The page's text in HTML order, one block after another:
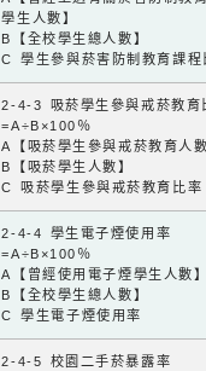
學生人數】
B【全校學生總人數】
C 學生參與菸害防制教育課程
2-4-3 吸菸學生參與戒菸教育
=A÷B×100％
A【吸菸學生參與戒菸教育人
B【吸菸學生人數】
C 吸菸學生參與戒菸教育比率
2-4-4 學生電子煙使用率
=A÷B×100％
A【曾經使用電子煙學生人數
B【全校學生總人數】
C 學生電子煙使用率
2-4-5 校園二手菸暴露率